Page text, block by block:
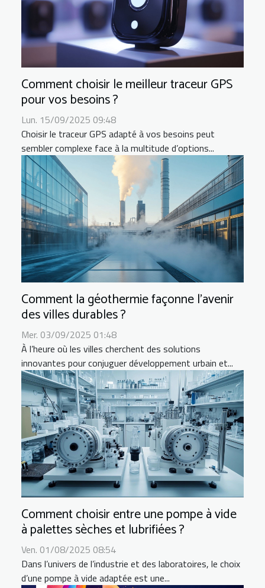
Comment choisir le meilleur traceur GPS
pour vos besoins ?
Lun. 15/09/2025 09:48
Choisir le traceur GPS adapté à vos besoins peut
sembler complexe face à la multitude d’options...
Comment la géothermie façonne l'avenir
des villes durables ?
Mer. 03/09/2025 01:48
À l’heure où les villes cherchent des solutions
innovantes pour conjuguer développement urbain et...
Comment choisir entre une pompe à vide
à palettes sèches et lubrifiées ?
Ven. 01/08/2025 08:54
Dans l’univers de l’industrie et des laboratoires, le choix
d’une pompe à vide adaptée est une...